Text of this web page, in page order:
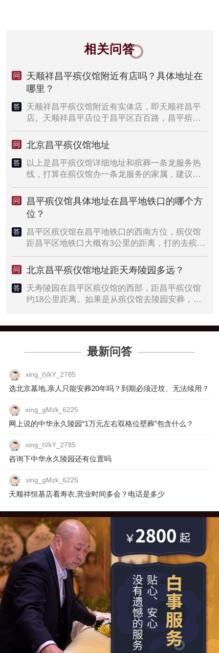
相关问答
问
天顺祥昌平殡仪馆附近有店吗？具体地址在
哪里？
答
天顺祥昌平殡仪馆附近有实体店，即天顺祥昌平
店。天顺祥昌平店位于昌平区百百路，昌平殡仪
馆西70米处。该寿衣店是天顺祥在北京市开的第
四家直营实体店。天顺祥昌平店主要销售寿衣、
骨灰盒、随葬品、墓地摆件、祭祀用品等，需要
在昌平区选购高档殡葬用品的家属，可以考虑去
昌平殡仪馆西70米处的天顺祥选购。
问 北京昌平殡仪馆地址
答
以上是昌平殡仪馆详细地址和殡葬一条龙服务热
线，打算在殡仪馆办一条龙服务的家属，建议拨
打热线电话详细咨询一条龙服务内容和具体的服
务流程和价格信息。
问
昌平殡仪馆具体地址在昌平地铁口的哪个方
位？
答
昌平区殡仪馆在昌平地铁口的西南方位，殡仪馆
距昌平区地铁口大概有3公里的距离，打的去殡仪
馆的话，起步价也就到了。昌平殡仪馆在百百路
上，目前还没有直达的公交车，如果赶时间比较
急，建议打的或者自驾前往都是可以的。
问 北京昌平殡仪馆地址距天寿陵园多远？
答
天寿陵园在昌平区殡仪馆的西部，距昌平殡仪馆
约18公里距离。如果是从殡仪馆去陵园安葬，最
差不多需要26分钟，具体行车路线如下：从百百
路进入辛岁路，然后进入宏奤路，990米后进入水
南路，11.2公里后进入新元东路，330米后进入白
米即可抵达天寿陵园。
最新问答
xing_tVkY_2785
选北京墓地,亲人只能安葬20年吗？到期必须迁坟、无法续用？
xing_gMzk_6225
网上说的中华永久陵园“1万元左右双格位壁葬”包含什么？
xing_tVkY_2785
咨询下中华永久陵园还有位置吗
xing_gMzk_6225
天顺祥恒基店看寿衣,营业时间多会？电话是多少